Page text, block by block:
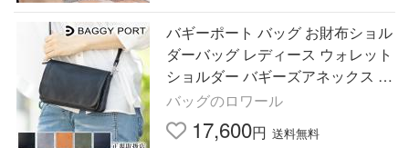
バギーポート バッグ お財布ショル
ダーバッグ レディース ウォレット
ショルダー バギーズアネックス B
AGGY'S ANNEX バフレザー 牛革
LZKM-5004
バッグのロワール
17,600円 送料無料